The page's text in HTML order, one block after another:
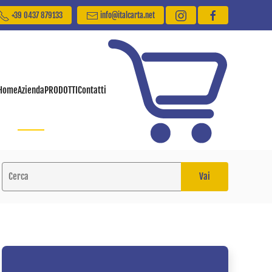
+39 0437 879133 info@italcarta.net
AziendaPRODOTTIContatti
Vai